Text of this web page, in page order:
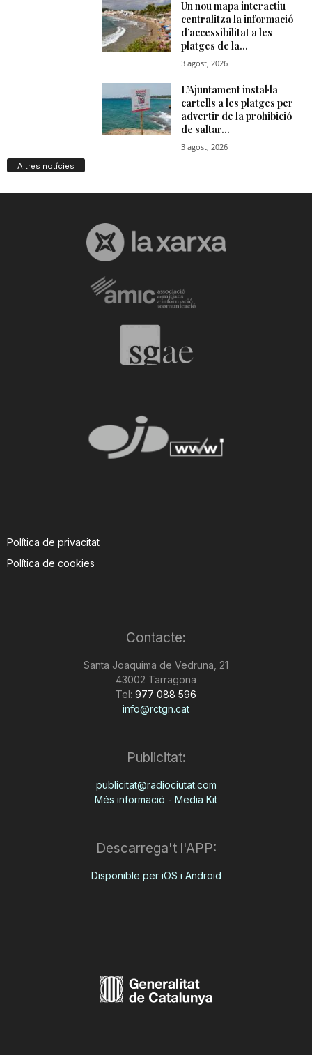
Altres notícies
Política de privacitat
Política de cookies
Contacte:
Santa Joaquima de Vedruna, 21
43002 Tarragona
Tel: 977 088 596
info@rctgn.cat
Publicitat:
publicitat@radiociutat.com
Més informació - Media Kit
Descarrega't l'APP:
Disponible per iOS i Android